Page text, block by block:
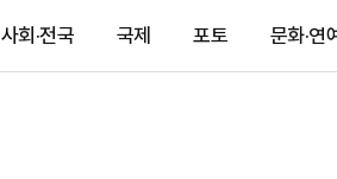
사회·전국 국제 포토 문화·연예